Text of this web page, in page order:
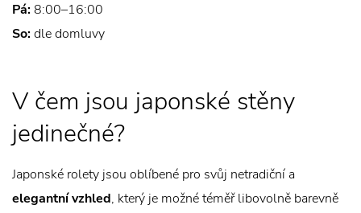
Pá:8:00–16:00
So:dle domluvy
V čem jsou japonské stěny
jedinečné?
Japonské rolety jsou oblíbené pro svůj netradiční a
elegantní vzhled, který je možné téměř libovolně barevně